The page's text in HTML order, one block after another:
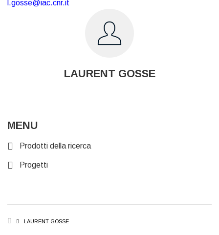
l.gosse@iac.cnr.it
LAURENT GOSSE
MENU
Prodotti della ricerca
Progetti
BREADCRUMB
LAURENT GOSSE